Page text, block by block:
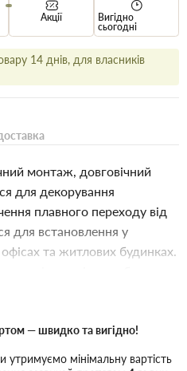
Акції
Вигідно
сьогодні
14 днів, для власників
монтаж, довговічний
для декорування
плавного переходу від
для встановлення у
та житлових будинках.
завершеним і доповнить
стельовий плінтус за
приклеювання дуже
на матеріал, а потім
— швидко та вигідно!
мінімальну вартість